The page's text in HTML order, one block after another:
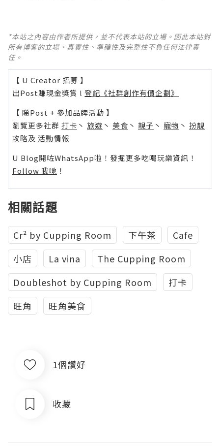
*本站之內容由作者所提供，並不代表本站的立場。因此本站對
所有博客的立場、真實性、準確性及完整性不負任何法律責
任。
【 U Creator 招募 】
出Post賺現金獎賞 l 登記《社群創作有價企劃》
【 睇Post + 參加品牌活動 】
瀏覽更多社群 打卡 丶 旅遊 丶 美食 丶 親子 丶 寵物 丶 扮靚
攻略及 活動情報
U Blog開咗WhatsApp啦！發掘更多吃喝玩樂資訊！
Follow 我哋 ！
相關話題
Cr² by Cupping Room 下午茶
Cafe
小店
La vina
The Cupping Room
Doubleshot by Cupping Room
打卡
旺角
旺角美食
1個讚好
收藏